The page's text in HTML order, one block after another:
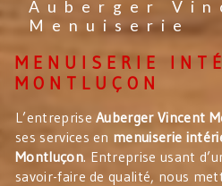
Auberger Vincent
Menuiserie
MENUISERIE INTÉRIEURE À
MONTLUÇON
L’entrepriseAuberger Vincent
ses services en menuiserie
Montluçon. Entreprise usant
savoir-faire de qualité, nous